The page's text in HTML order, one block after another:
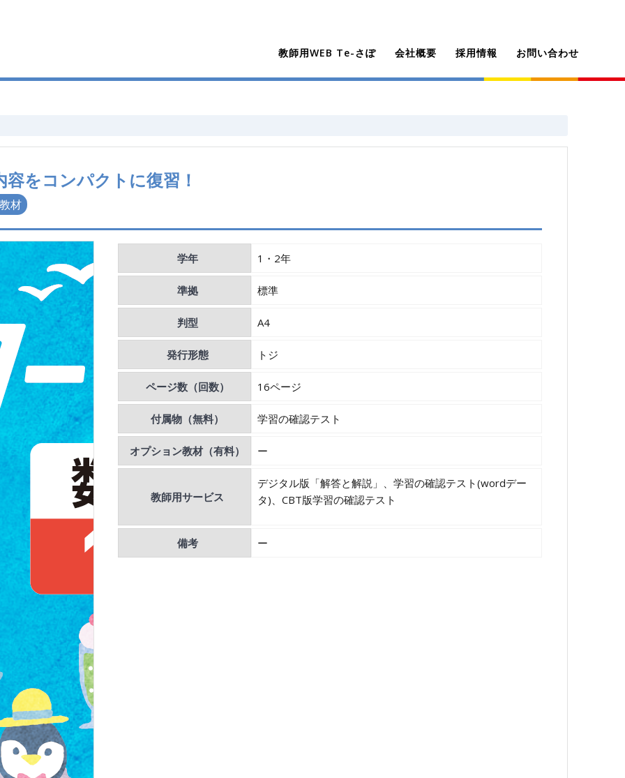
教師用WEB Te-さぽ 会社概要 採用情報 お問い合わせ
をコンパクトに復習！
材
学年 1・2年
準拠 標準
判型 A4
発行形態 トジ
ページ数（回数） 16ページ
付属物（無料） 学習の確認テスト
オプション教材（有料） ー
教師用サービス
デジタル版「解答と解説」、学習の確認テスト(wordデー
タ)、CBT版学習の確認テスト
備考 ー